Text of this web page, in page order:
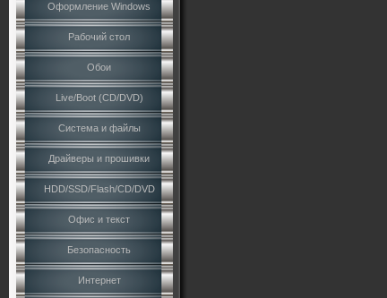
Оформление Windows
Рабочий стол
Обои
Live/Boot (CD/DVD)
Система и файлы
Драйверы и прошивки
HDD/SSD/Flash/CD/DVD
Офис и текст
Безопасность
Интернет